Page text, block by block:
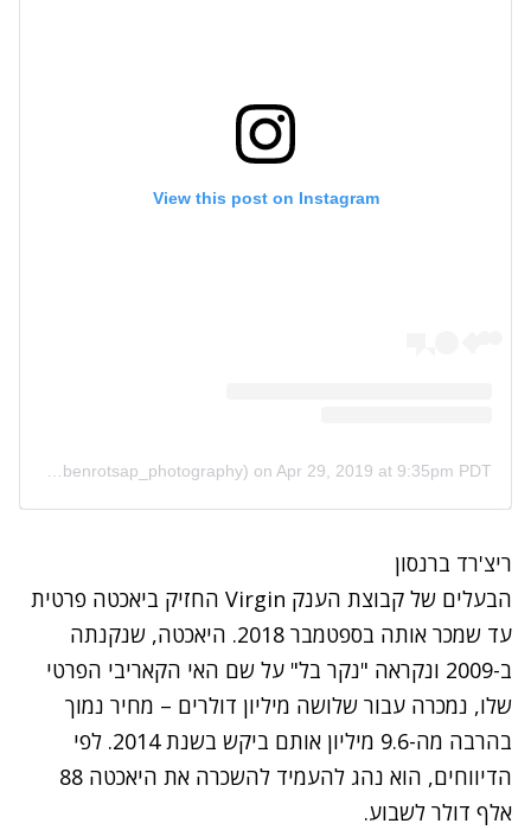
View this post on Instagram
A post shared by BENROTSAP (@benrotsap_photography) on Apr 29, 2019 at 9:35pm PDT
ריצ'רד ברנסון
הבעלים של קבוצת הענק Virgin החזיק ביאכטה פרטית
עד שמכר אותה בספטמבר 2018. היאכטה, שנקנתה
ב-2009 ונקראה "נקר בל" על שם האי הקאריבי הפרטי
שלו, נמכרה עבור שלושה מיליון דולרים – מחיר נמוך
בהרבה מה-9.6 מיליון אותם ביקש בשנת 2014. לפי
הדיווחים, הוא נהג להעמיד להשכרה את היאכטה 88
אלף דולר לשבוע.